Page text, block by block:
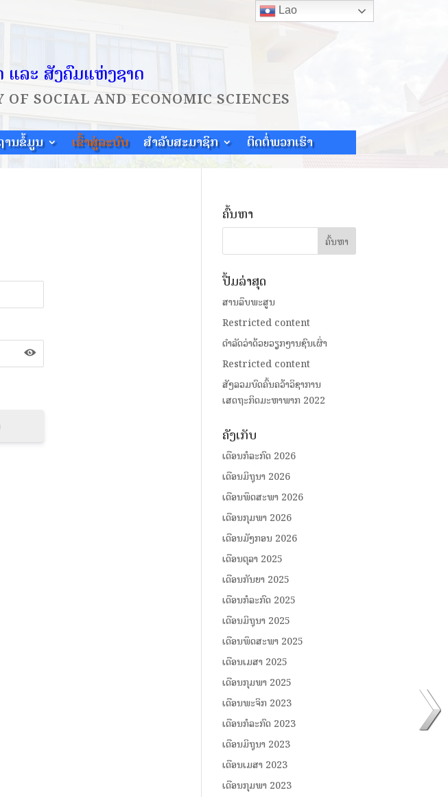
ແລະ ສັງຄົມແຫ່ງຊາດ
SOCIAL AND ECONOMIC SCIENCES
ານຂໍ້ມູນ ເຂົ້າສູ່ລະບົບ ສຳລັບສະມາຊິກ ຕິດຕໍ່ພວກເຮົາ
ຄົ້ນຫາ
ປື້ມລ່າສຸດ
ສານລຶບພະສູນ
Restricted content
ດໍາລັດວ່າດ້ວຍວຽກງານຊົນເຜົ່າ
Restricted content
ສັງລວມບົດຄົ້ນຄວ້າວິຊາການ
ເສດຖະກິດມະຫາພາກ 2022
ຄັງເກັບ
ເດືອນກໍລະກົດ 2026
ເດືອນມິຖຸນາ 2026
ເດືອນພຶດສະພາ 2026
ເດືອນກຸມພາ 2026
ເດືອນມັງກອນ 2026
ເດືອນຕຸລາ 2025
ເດືອນກັນຍາ 2025
ເດືອນກໍລະກົດ 2025
ເດືອນມິຖຸນາ 2025
ເດືອນພຶດສະພາ 2025
ເດືອນເມສາ 2025
ເດືອນກຸມພາ 2025
ເດືອນພະຈິກ 2023
ເດືອນກໍລະກົດ 2023
ເດືອນມິຖຸນາ 2023
ເດືອນເມສາ 2023
ເດືອນກຸມພາ 2023
Lao